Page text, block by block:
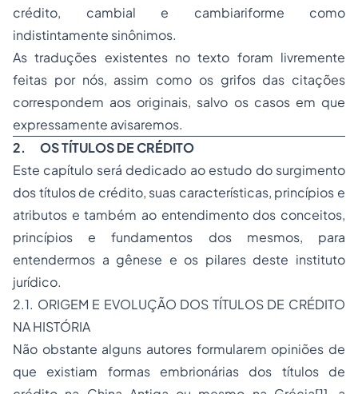
crédito, cambial e cambiariforme como
indistintamente sinônimos.
As traduções existentes no texto foram livremente
feitas por nós, assim como os grifos das citações
correspondem aos originais, salvo os casos em que
expressamente avisaremos.
2. OS TÍTULOS DE CRÉDITO
Este capítulo será dedicado ao estudo do surgimento
dos títulos de crédito, suas características, princípios e
atributos e também ao entendimento dos conceitos,
princípios e fundamentos dos mesmos, para
entendermos a gênese e os pilares deste instituto
jurídico.
2.1. ORIGEM E EVOLUÇÃO DOS TÍTULOS DE CRÉDITO
NA HISTÓRIA
Não obstante alguns autores formularem opiniões de
que existiam formas embrionárias dos títulos de